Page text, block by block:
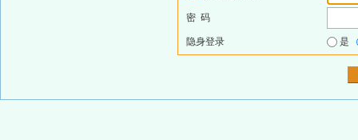
密 码
隐身登录 是